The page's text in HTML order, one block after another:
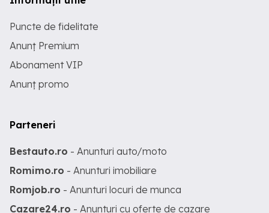
Puncte de fidelitate
Anunț Premium
Abonament VIP
Anunț promo
Parteneri
Bestauto.ro - Anunturi auto/moto
Romimo.ro - Anunturi imobiliare
Romjob.ro - Anunturi locuri de munca
Cazare24.ro - Anunturi cu oferte de cazare